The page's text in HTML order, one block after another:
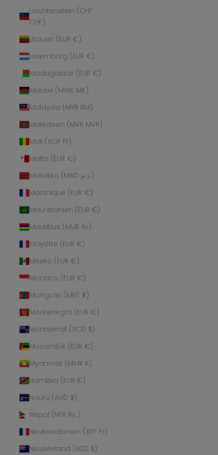
Liechtenstein (CHF
CHF)
Litauen (EUR €)
Luxemburg (EUR €)
Madagaskar (EUR €)
Malawi (MWK MK)
Malaysia (MYR RM)
Malediven (MVR MVR)
Mali (XOF Fr)
Malta (EUR €)
Marokko (MAD د.م.)
Martinique (EUR €)
Mauretanien (EUR €)
Mauritius (MUR ₨)
Mayotte (EUR €)
Mexiko (EUR €)
Monaco (EUR €)
Mongolei (MNT ₮)
Montenegro (EUR €)
Montserrat (XCD $)
Mosambik (EUR €)
Myanmar (MMK K)
Namibia (EUR €)
Nauru (AUD $)
Nepal (NPR Rs.)
Neukaledonien (XPF Fr)
Neuseeland (NZD $)